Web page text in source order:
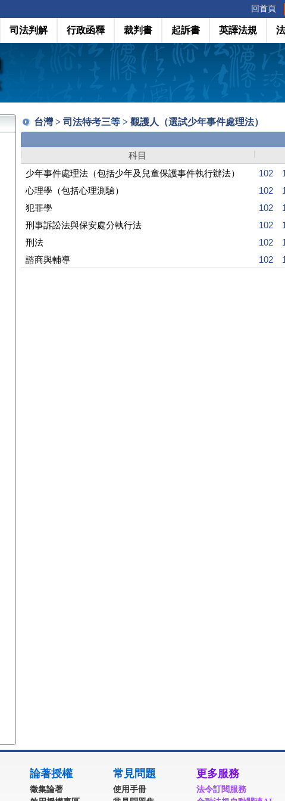
回首頁
司法判解 行政函釋 裁判書 起訴書 英譯法規
台灣 > 司法特考三等 > 觀護人（選試少年事件處理法）
科目
少年事件處理法（包括少年及兒童保護事件執行辦法）
102
心理學（包括心理測驗）
102
犯罪學
102
刑事訴訟法與保安處分執行法
102
刑法
102
諮商與輔導
102
論著授權
徵集論著
常見問題
使用手冊
更多服務
法令訂閱服務